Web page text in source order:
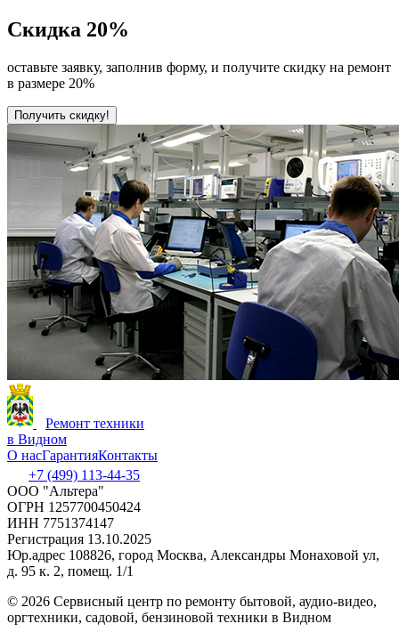
Скидка 20%
оставьте заявку, заполнив форму, и получите скидку на ремонт
в размере 20%
Получить скидку!
Ремонт техники
в Видном
О насГарантияКонтакты
+7 (499) 113-44-35
ООО "Альтера"
ОГРН 1257700450424
ИНН 7751374147
Регистрация 13.10.2025
Юр.адрес 108826, город Москва, Александры Монаховой ул,
д. 95 к. 2, помещ. 1/1
© 2026 Сервисный центр по ремонту бытовой, аудио-видео,
оргтехники, садовой, бензиновой техники в Видном